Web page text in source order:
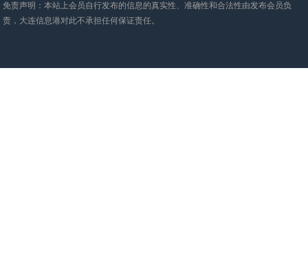
免责声明：本站上会员自行发布的信息的真实性、准确性和合法性由发布会员负
责，大连信息港对此不承担任何保证责任。